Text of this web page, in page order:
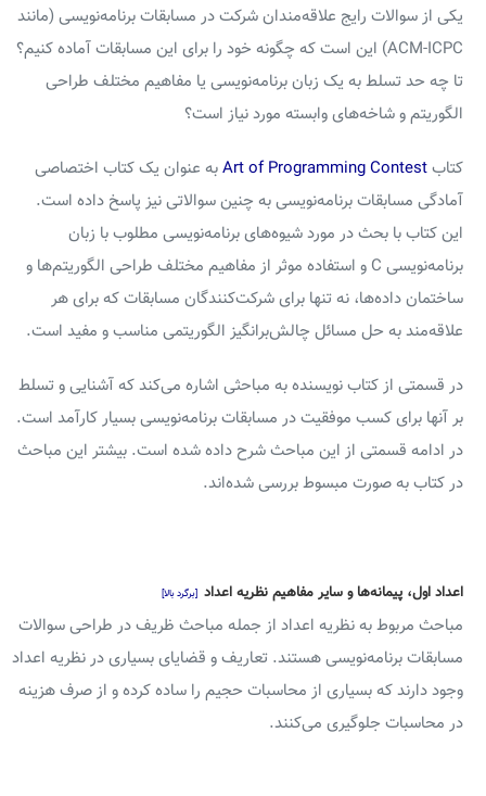
یکی از سوالات رایج علاقه‌مندان شرکت در مسابقات برنامه‌نویسی (مانند
ACM-ICPC) این است که چگونه خود را برای این مسابقات آماده کنیم؟
تا چه حد تسلط به یک زبان برنامه‌نویسی یا مفاهیم مختلف طراحی
الگوریتم و شاخه‌های وابسته مورد نیاز است؟
کتابArt of Programming Contestبه عنوان یک کتاب اختصاصی
آمادگی مسابقات برنامه‌نویسی به چنین سوالاتی نیز پاسخ داده است.
این کتاب با بحث در مورد شیوه‌های برنامه‌نویسی مطلوب با زبان
برنامه‌نویسی C و استفاده موثر از مفاهیم مختلف طراحی الگوریتم‌ها و
ساختمان داده‌ها، نه تنها برای شرکت‌کنندگان مسابقات که برای هر
علاقه‌مند به حل مسائل چالش‌برانگیز الگوریتمی مناسب و مفید است.
در قسمتی از کتاب نویسنده به مباحثی اشاره می‌کند که آشنایی و تسلط
بر آنها برای کسب موفقیت در مسابقات برنامه‌نویسی بسیار کارآمد است.
در ادامه قسمتی از این مباحث شرح داده شده است. بیشتر این مباحث
در کتاب به صورت مبسوط بررسی شده‌اند.
اعداد اول، پیمانه‌ها و سایر مفاهیم نظریه اعداد [برگرد بالا]
مباحث مربوط به نظریه اعداد از جمله مباحث ظریف در طراحی سوالات
مسابقات برنامه‌نویسی هستند. تعاریف و قضایای بسیاری در نظریه اعداد
وجود دارند که بسیاری از محاسبات حجیم را ساده کرده و از صرف هزینه
در محاسبات جلوگیری می‌کنند.